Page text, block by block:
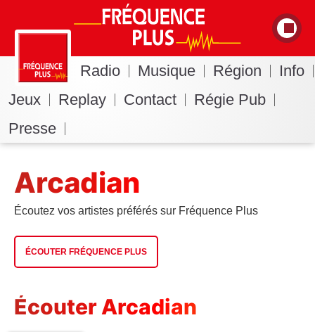
Radio Musique Région
Info
Jeux
Replay Contact
Régie Pub
Presse
Arcadian
Écoutez vos artistes préférés sur Fréquence Plus
ÉCOUTER FRÉQUENCE PLUS
Écouter Arcadian